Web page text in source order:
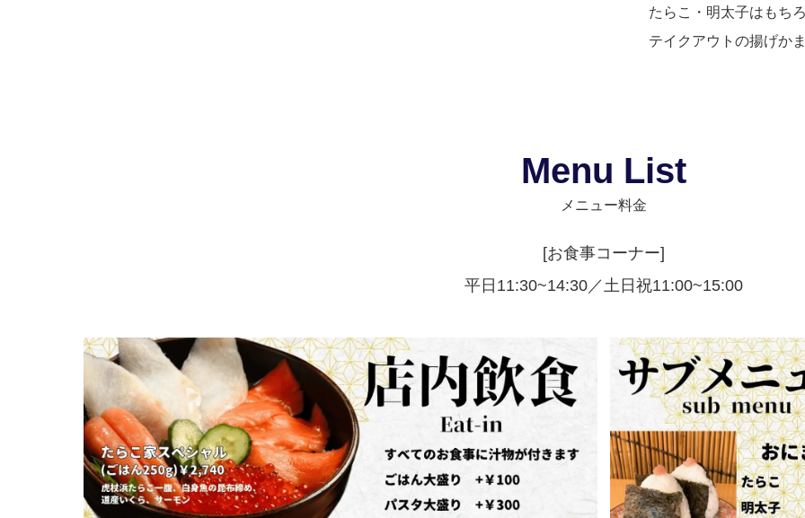
たらこ・明太子はもち
テイクアウトの揚げか
Menu List
メニュー料金
[お食事コーナー]
平日11:30~14:30／土日祝11:00~15:00